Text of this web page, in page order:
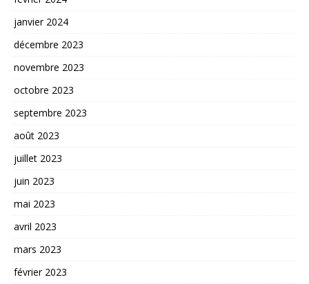
janvier 2024
décembre 2023
novembre 2023
octobre 2023
septembre 2023
août 2023
juillet 2023
juin 2023
mai 2023
avril 2023
mars 2023
février 2023